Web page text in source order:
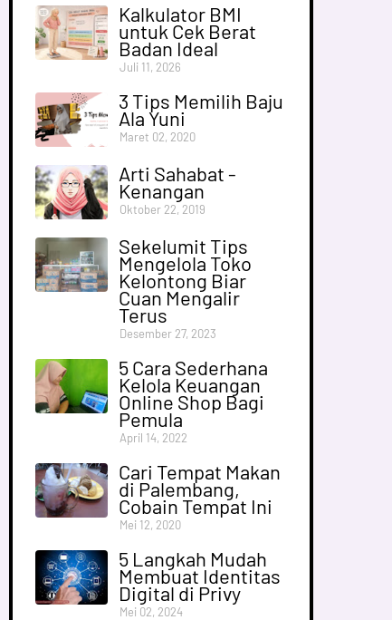
Kalkulator BMI
untuk Cek Berat
Badan Ideal
Juli 11, 2026
3 Tips Memilih Baju
Ala Yuni
Maret 02, 2020
Arti Sahabat -
Kenangan
Oktober 22, 2019
Sekelumit Tips
Mengelola Toko
Kelontong Biar
Cuan Mengalir
Terus
Desember 27, 2023
5 Cara Sederhana
Kelola Keuangan
Online Shop Bagi
Pemula
April 14, 2022
Cari Tempat Makan
di Palembang,
Cobain Tempat Ini
Mei 12, 2020
5 Langkah Mudah
Membuat Identitas
Digital di Privy
Mei 02, 2024